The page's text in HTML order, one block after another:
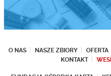
O NAS NASZE ZBIORY OFERTA
KONTAKT